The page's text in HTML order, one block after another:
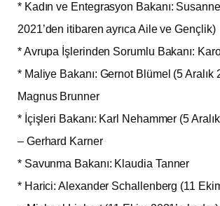
* Kadın ve Entegrasyon Bakanı:
2021’den itibaren ayrıca Aile ve Gençlik)
* Avrupa İşlerinden Sorumlu Bakanı:
* Maliye Bakanı: Gernot Blümel (5 Aralık
Magnus Brunner
* İçişleri Bakanı: Karl Nehammer (5
– Gerhard Karner
* Savunma Bakanı: Klaudia Tanner
* Harici: Alexander Schallenberg (11